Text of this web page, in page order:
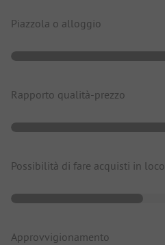
Piazzola o alloggio
Rapporto qualità-prezzo
Possibilità di fare acquisti in loco
Approvvigionamento